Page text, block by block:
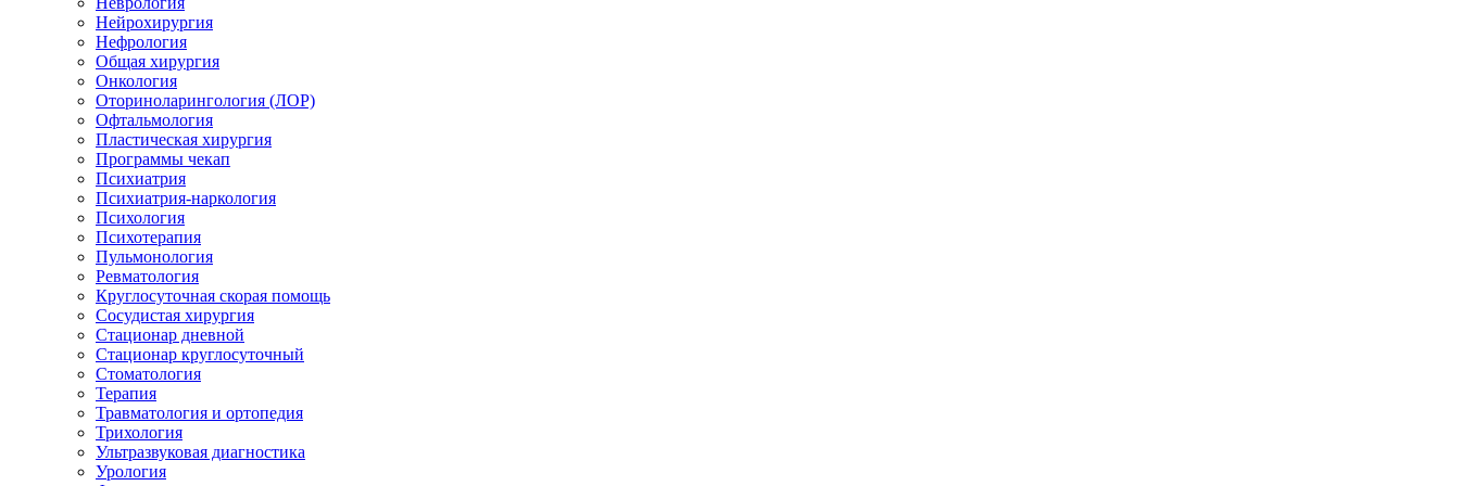
Нейрохирургия
Нефрология
Общая хирургия
Онкология
Оториноларингология (ЛОР)
Офтальмология
Пластическая хирургия
Программы чекап
Психиатрия
Психиатрия-наркология
Психология
Психотерапия
Пульмонология
Ревматология
Круглосуточная скорая помощь
Сосудистая хирургия
Стационар дневной
Стационар круглосуточный
Стоматология
Терапия
Травматология и ортопедия
Трихология
Ультразвуковая диагностика
Урология